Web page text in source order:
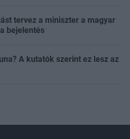
tervez a miniszter a magyar
bejelentés
A kutatók szerint ez lesz az